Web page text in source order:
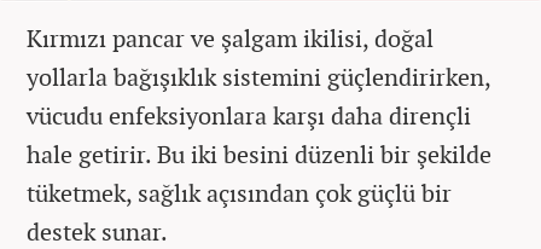
Kırmızı pancar ve şalgam ikilisi, doğal
yollarla bağışıklık sistemini güçlendirirken,
vücudu enfeksiyonlara karşı daha dirençli
hale getirir. Bu iki besini düzenli bir şekilde
tüketmek, sağlık açısından çok güçlü bir
destek sunar.